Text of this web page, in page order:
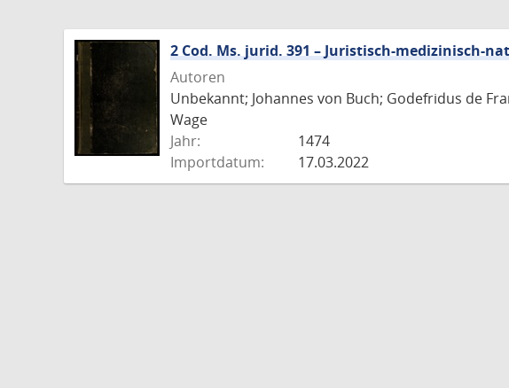
2 Cod. Ms. jurid. 391 – Juristisch-medizinisch-
Autoren
Unbekannt; Johannes von Buch; Godefridus de
Wage
Jahr:
1474
Importdatum:
17.03.2022